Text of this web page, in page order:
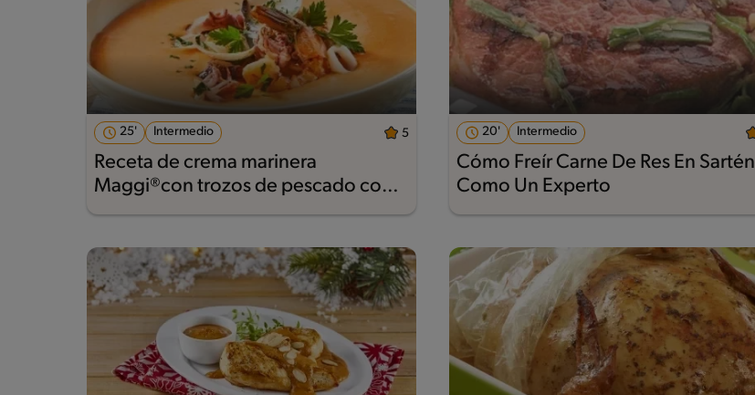
25' Intermedio 5
Receta de crema marinera
Maggi®con trozos de pescado con
pan
20' Intermedio
Cómo Freír Carne De Res En Sartén
Como Un Experto